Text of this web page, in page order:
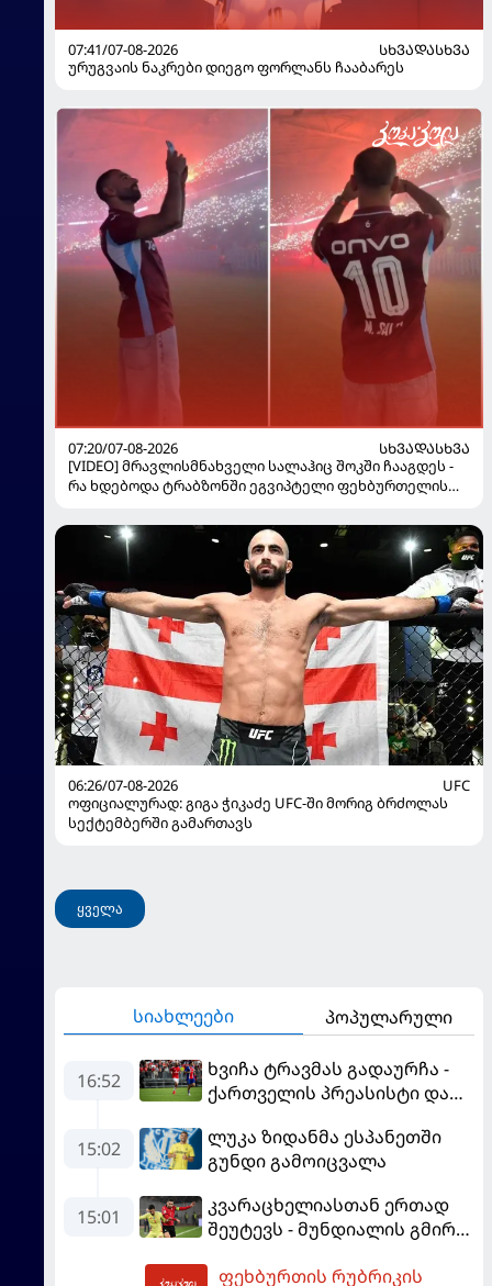
07:41/07-08-2026
ᲡᲮᲕᲐᲓᲐᲡᲮᲕᲐ
ურუგვაის ნაკრები დიეგო ფორლანს ჩააბარეს
07:20/07-08-2026
ᲡᲮᲕᲐᲓᲐᲡᲮᲕᲐ
[VIDEO] მრავლისმნახველი სალაჰიც შოკში ჩააგდეს -
რა ხდებოდა ტრაბზონში ეგვიპტელი ფეხბურთელის
06:26/07-08-2026
UFC
ოფიციალურად: გიგა ჭიკაძე UFC-ში მორიგ ბრძოლას
სექტემბერში გამართავს
ყველა
სიახლეები პოპულარული
16:52
ხვიჩა ტრავმას გადაურჩა -
ქართველის პრეასისტი და
იუნაიტედთან"
15:02
ლუკა ზიდანმა ესპანეთში
გუნდი გამოიცვალა
15:01
კვარაცხელიასთან ერთად
შეუტევს - მუნდიალის გმირი
გახდება
ფეხბურთის რუბრიკის